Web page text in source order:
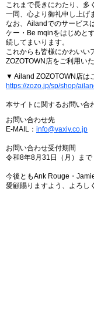
これまで長きにわたり、多
一同、心より御礼申し上げ
なお、Ailandでのサービス
ケー・Be mqinをはじめと
続してまいります。
これからも皆様にかわいい
ZOZOTOWN店をご利用い
▼ Ailand ZOZOTOWN店は
https://zozo.jp/sp/shop/
本サイトに関するお問い合
お問い合わせ先
E-MAIL： info@vaxiv.co.jp
お問い合わせ受付期間
令和8年8月31日（月）まで
今後ともAnk Rouge・
愛顧賜りますよう、よろし